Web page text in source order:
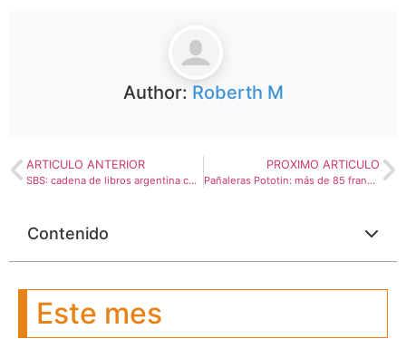
Author: Roberth M
ARTICULO ANTERIOR
SBS: cadena de libros argentina con proyección internacional
PROXIMO ARTICULO
Pañaleras Pototin: más de 85 franquicias en Ecuador
Contenido
Este mes